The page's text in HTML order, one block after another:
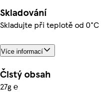
Skladování
Skladujte při teplotě od 0°C
Více informací
Čistý obsah
27g ℮